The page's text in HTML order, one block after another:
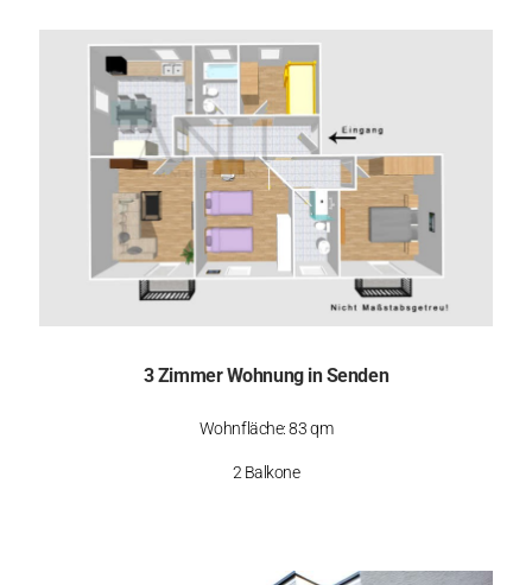
3 Zimmer Wohnung in Senden
Wohnfläche: 83 qm
2 Balkone